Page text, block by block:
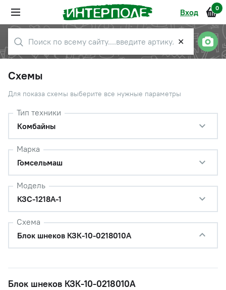
Вход 0
✕
Схемы
Для показа схемы выберите все нужные параметры
Тип техники
Комбайны
Марка
Гомсельмаш
Модель
КЗС-1218А-1
Схема
Блок шнеков КЗК-10-0218010А
Блок шнеков КЗК-10-0218010А